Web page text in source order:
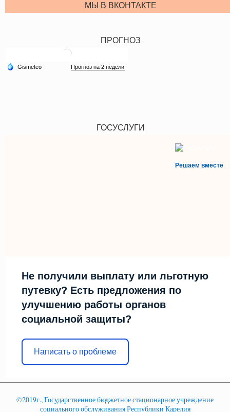
МЫ В ВКОНТАКТЕ
ПРОГНОЗ
ГОСУСЛУГИ
Решаем вместе
Не получили выплату или льготную
путевку? Есть предложения по
улучшению работы органов
социальной защиты?
Написать о проблеме
©2019г., Государственное бюджетное стационарное учреждение
социального обслуживания Республики Карелия